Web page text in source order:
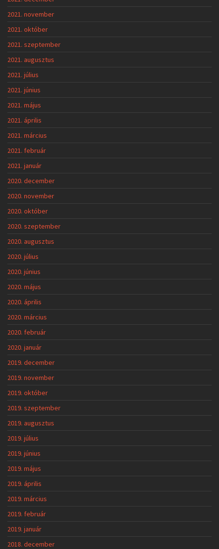
2021. november
2021. október
2021. szeptember
2021. augusztus
2021. július
2021. június
2021. május
2021. április
2021. március
2021. február
2021. január
2020. december
2020. november
2020. október
2020. szeptember
2020. augusztus
2020. július
2020. június
2020. május
2020. április
2020. március
2020. február
2020. január
2019. december
2019. november
2019. október
2019. szeptember
2019. augusztus
2019. július
2019. június
2019. május
2019. április
2019. március
2019. február
2019. január
2018. december